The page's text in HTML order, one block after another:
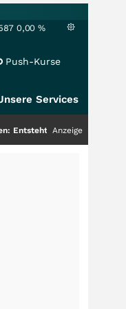
0,00 %
Push-Kurse
Services
hier die nächste
Anzeige